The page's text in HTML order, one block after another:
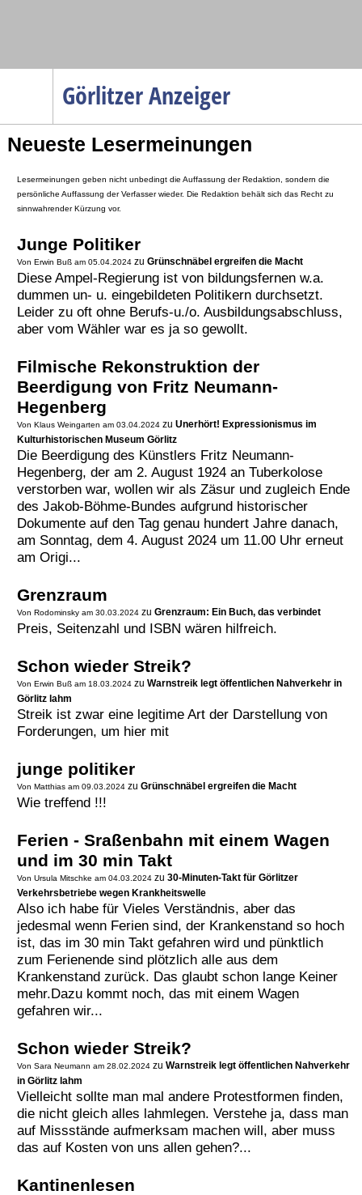
Görlitzer Anzeiger
Menüpunkte
Startseite
Gesellschaft
Service
Verkehr
Gesundheit
Kultur
Sport
Termine
Kostenlos
Neueste Lesermeinungen
Lesermeinungen geben nicht unbedingt die Auffassung der Redaktion, sondern die
persönliche Auffassung der Verfasser wieder. Die Redaktion behält sich das Recht zu
sinnwahrender Kürzung vor.
Junge Politiker
Von Erwin Buß am 05.04.2024zu Grünschnäbel ergreifen die Macht
Diese Ampel-Regierung ist von bildungsfernen w.a.
dummen un- u. eingebildeten Politikern durchsetzt.
Leider zu oft ohne Berufs-u./o. Ausbildungsabschluss,
aber vom Wähler war es ja so gewollt.
Filmische Rekonstruktion der
Beerdigung von Fritz Neumann-
Hegenberg
Von Klaus Weingarten am 03.04.2024zu Unerhört! Expressionismus im
Kulturhistorischen Museum Görlitz
Die Beerdigung des Künstlers Fritz Neumann-
Hegenberg, der am 2. August 1924 an Tuberkolose
verstorben war, wollen wir als Zäsur und zugleich Ende
des Jakob-Böhme-Bundes aufgrund historischer
Dokumente auf den Tag genau hundert Jahre danach,
am Sonntag, dem 4. August 2024 um 11.00 Uhr erneut
am Origi...
Grenzraum
Von Rodominsky am 30.03.2024zu Grenzraum: Ein Buch, das verbindet
Preis, Seitenzahl und ISBN wären hilfreich.
Schon wieder Streik?
Von Erwin Buß am 18.03.2024zu Warnstreik legt öffentlichen Nahverkehr in
Görlitz lahm
Streik ist zwar eine legitime Art der Darstellung von
Forderungen, um hier mit
junge politiker
Von Matthias am 09.03.2024zu Grünschnäbel ergreifen die Macht
Wie treffend !!!
Ferien - Sraßenbahn mit einem Wagen
und im 30 min Takt
Von Ursula Mitschke am 04.03.2024zu 30-Minuten-Takt für Görlitzer
Verkehrsbetriebe wegen Krankheitswelle
Also ich habe für Vieles Verständnis, aber das
jedesmal wenn Ferien sind, der Krankenstand so hoch
ist, das im 30 min Takt gefahren wird und pünktlich
zum Ferienende sind plötzlich alle aus dem
Krankenstand zurück. Das glaubt schon lange Keiner
mehr.Dazu kommt noch, das mit einem Wagen
gefahren wir...
Schon wieder Streik?
Von Sara Neumann am 28.02.2024zu Warnstreik legt öffentlichen Nahverkehr
in Görlitz lahm
Vielleicht sollte man mal andere Protestformen finden,
die nicht gleich alles lahmlegen. Verstehe ja, dass man
auf Missstände aufmerksam machen will, aber muss
das auf Kosten von uns allen gehen?...
Kantinenlesen